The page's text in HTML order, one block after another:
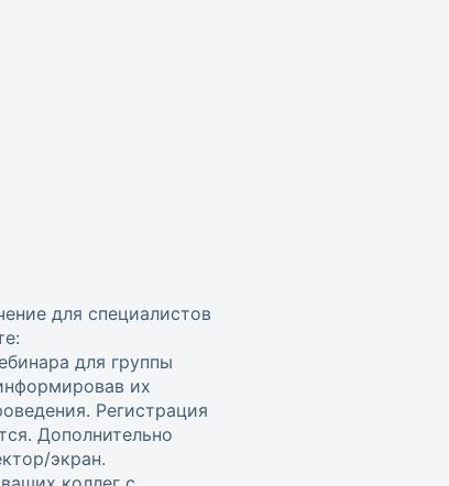
для специалистов
для группы
их
Регистрация
Дополнительно
экран.